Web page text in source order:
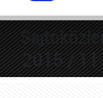
2015 /